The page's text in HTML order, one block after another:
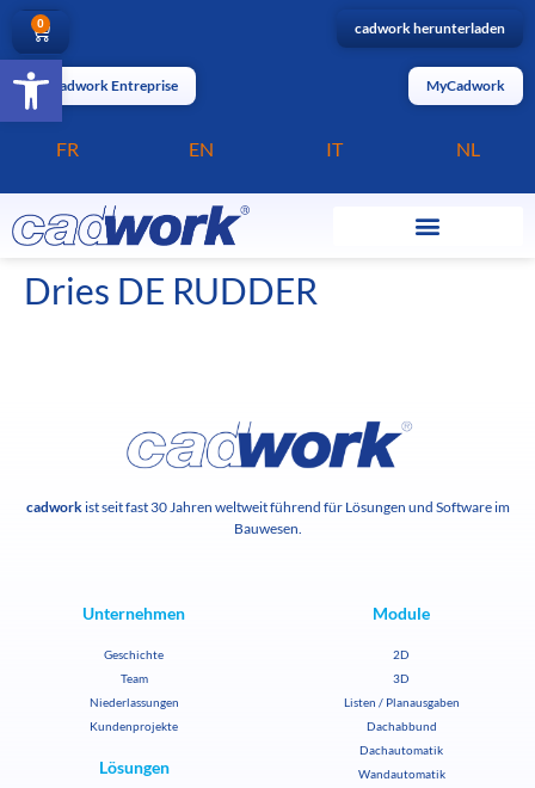
Barrierefreiheit öffnen
0 cadwork herunterladen
MyCadwork Entreprise MyCadwork
FR EN IT NL
Dries DE RUDDER
cadworkist seit fast 30 Jahren weltweit führend für Lösungen und Software im
Bauwesen.
Unternehmen
Geschichte
Team
Niederlassungen
Kundenprojekte
Lösungen
Module
2D
3D
Listen / Planausgaben
Dachabbund
Dachautomatik
Wandautomatik